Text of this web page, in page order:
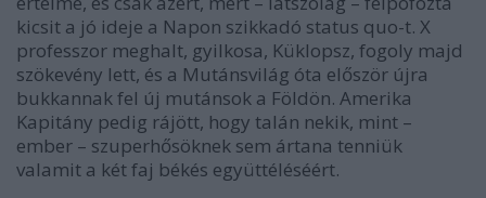
kicsit a jó ideje a Napon szikkadó status quo-t. X
professzor meghalt, gyilkosa, Küklopsz, fogoly majd
szökevény lett, és a Mutánsvilág óta először újra
bukkannak fel új mutánsok a Földön. Amerika
Kapitány pedig rájött, hogy talán nekik, mint –
ember – szuperhősöknek sem ártana tenniük
valamit a két faj békés együttéléséért.